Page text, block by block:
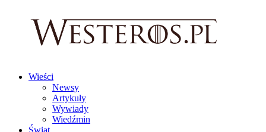
Wieści
Newsy
Artykuły
Wywiady
Wiedźmin